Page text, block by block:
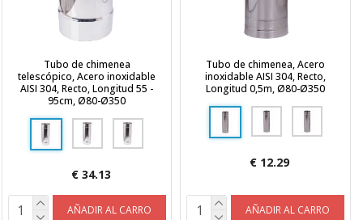
Tubo de chimenea
telescópico, Acero inoxidable
AISI 304, Recto, Longitud 55 -
95cm, Ø80-Ø350
€ 34.13
AÑADIR AL CARRO
Tubo de chimenea, Acero
inoxidable AISI 304, Recto,
Longitud 0,5m, Ø80-Ø350
€ 12.29
AÑADIR AL CARRO